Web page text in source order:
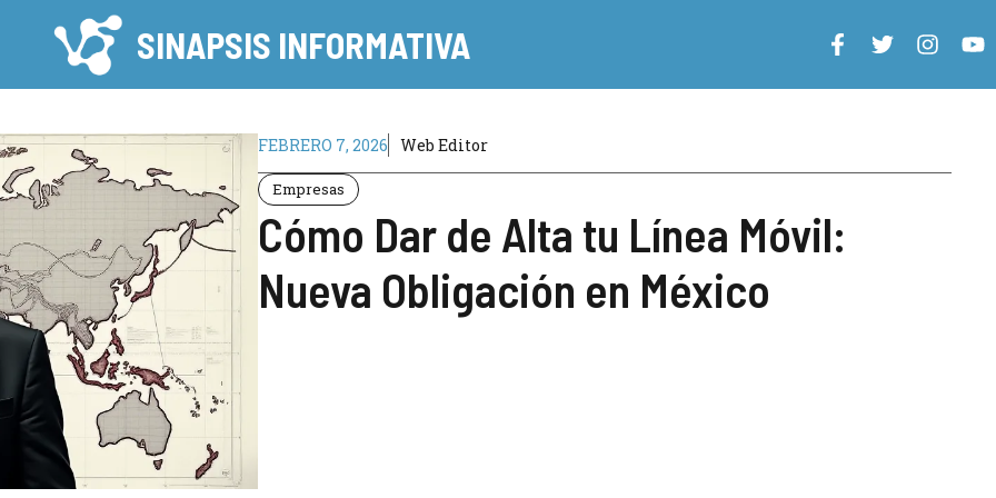
SINAPSIS INFORMATIVA
FEBRERO 7, 2026 Web Editor
Empresas
Cómo Dar de Alta tu Línea Móvil:
Nueva Obligación en México